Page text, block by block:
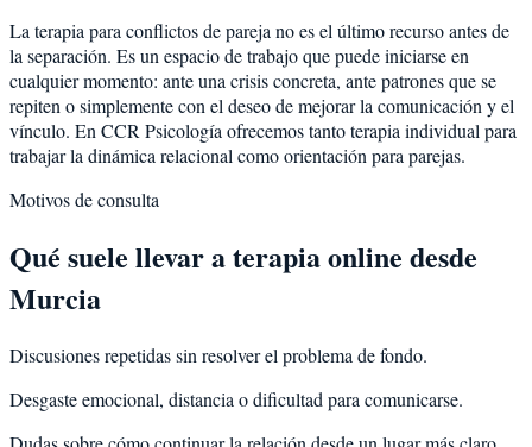
La terapia para conflictos de pareja no es el último recurso antes de
la separación. Es un espacio de trabajo que puede iniciarse en
cualquier momento: ante una crisis concreta, ante patrones que se
repiten o simplemente con el deseo de mejorar la comunicación y el
vínculo. En CCR Psicología ofrecemos tanto terapia individual para
trabajar la dinámica relacional como orientación para parejas.
Motivos de consulta
Qué suele llevar a terapia online desde
Murcia
Discusiones repetidas sin resolver el problema de fondo.
Desgaste emocional, distancia o dificultad para comunicarse.